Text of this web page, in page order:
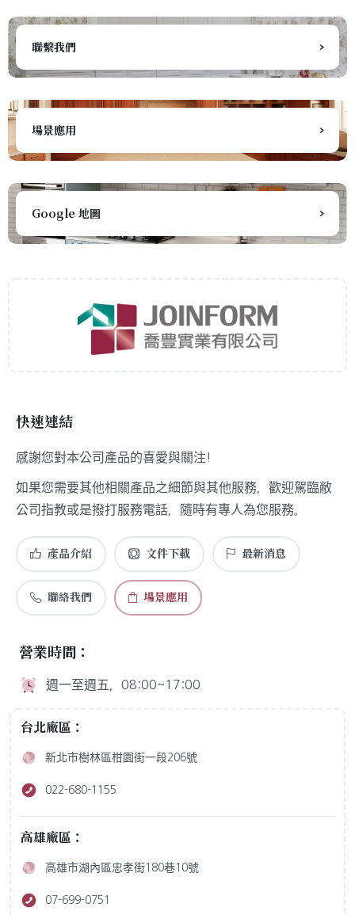
聯繫我們
場景應用
Google 地圖
快速連結
感謝您對本公司產品的喜愛與關注!
如果您需要其他相關產品之細節與其他服務，歡迎駕臨敝
公司指教或是撥打服務電話，隨時有專人為您服務。
產品介紹 文件下載 最新消息
聯絡我們 場景應用
營業時間：
週一至週五，08:00~17:00
台北廠區：
新北市樹林區柑園街一段206號
022-680-1155
高雄廠區：
高雄市湖內區忠孝街180巷10號
07-699-0751